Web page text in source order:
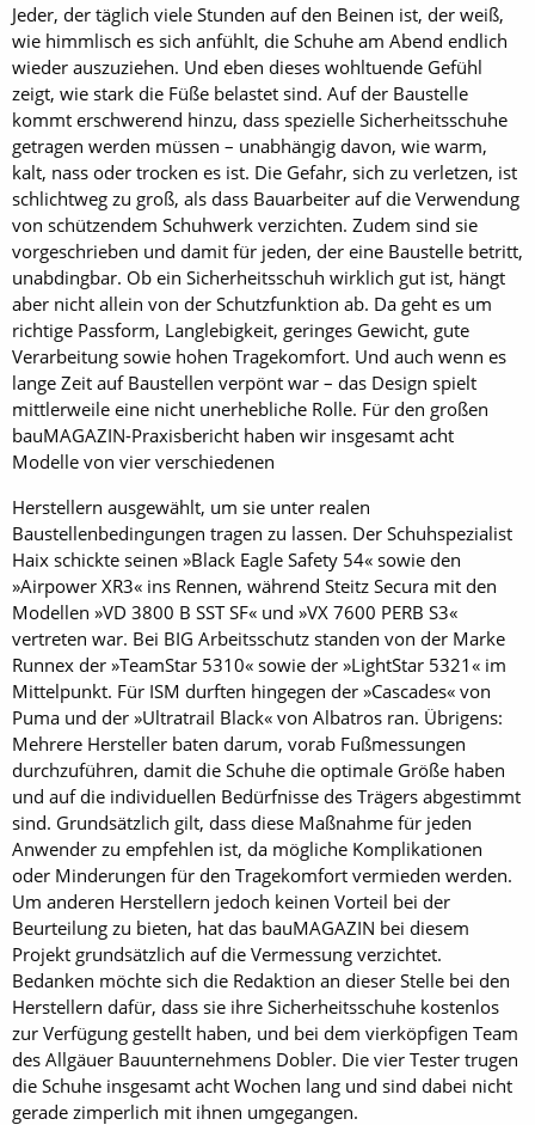
Jeder, der täglich viele Stunden auf den Beinen ist, der weiß,
wie himmlisch es sich anfühlt, die Schuhe am Abend endlich
wieder auszuziehen. Und eben dieses wohltuende Gefühl
zeigt, wie stark die Füße belastet sind. Auf der Baustelle
kommt erschwerend hinzu, dass spezielle Sicherheitsschuhe
getragen werden müssen – unabhängig davon, wie warm,
kalt, nass oder trocken es ist. Die Gefahr, sich zu verletzen, ist
schlichtweg zu groß, als dass Bauarbeiter auf die Verwendung
von schützendem Schuhwerk verzichten. Zudem sind sie
vorgeschrieben und damit für jeden, der eine Baustelle betritt,
unabdingbar. Ob ein Sicherheitsschuh wirklich gut ist, hängt
aber nicht allein von der Schutzfunktion ab. Da geht es um
richtige Passform, Langlebigkeit, geringes Gewicht, gute
Verarbeitung sowie hohen Tragekomfort. Und auch wenn es
lange Zeit auf Baustellen verpönt war – das Design spielt
mittlerweile eine nicht unerhebliche Rolle. Für den großen
bauMAGAZIN-Praxisbericht haben wir insgesamt acht
Modelle von vier verschiedenen
Herstellern ausgewählt, um sie unter realen
Baustellenbedingungen tragen zu lassen. Der Schuhspezialist
Haix schickte seinen »Black Eagle Safety 54« sowie den
»Airpower XR3« ins Rennen, während Steitz Secura mit den
Modellen »VD 3800 B SST SF« und »VX 7600 PERB S3«
vertreten war. Bei BIG Arbeitsschutz standen von der Marke
Runnex der »TeamStar 5310« sowie der »LightStar 5321« im
Mittelpunkt. Für ISM durften hingegen der »Cascades« von
Puma und der »Ultratrail Black« von Albatros ran. Übrigens:
Mehrere Hersteller baten darum, vorab Fußmessungen
durchzuführen, damit die Schuhe die optimale Größe haben
und auf die individuellen Bedürfnisse des Trägers abgestimmt
sind. Grundsätzlich gilt, dass diese Maßnahme für jeden
Anwender zu empfehlen ist, da mögliche Komplikationen
oder Minderungen für den Tragekomfort vermieden werden.
Um anderen Herstellern jedoch keinen Vorteil bei der
Beurteilung zu bieten, hat das bauMAGAZIN bei diesem
Projekt grundsätzlich auf die Vermessung verzichtet.
Bedanken möchte sich die Redaktion an dieser Stelle bei den
Herstellern dafür, dass sie ihre Sicherheitsschuhe kostenlos
zur Verfügung gestellt haben, und bei dem vierköpfigen Team
des Allgäuer Bauunternehmens Dobler. Die vier Tester trugen
die Schuhe insgesamt acht Wochen lang und sind dabei nicht
gerade zimperlich mit ihnen umgegangen.